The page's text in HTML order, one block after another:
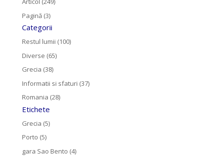
Pagină (3)
Categorii
Restul lumii (100)
Diverse (65)
Grecia (38)
Informatii si sfaturi (37)
Romania (28)
Etichete
Grecia (5)
Porto (5)
gara Sao Bento (4)